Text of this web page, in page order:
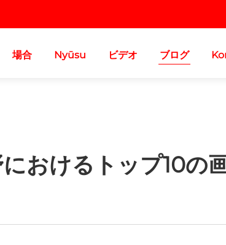
場合 Nyūsu ビデオ ブログ
おけるトップ10の